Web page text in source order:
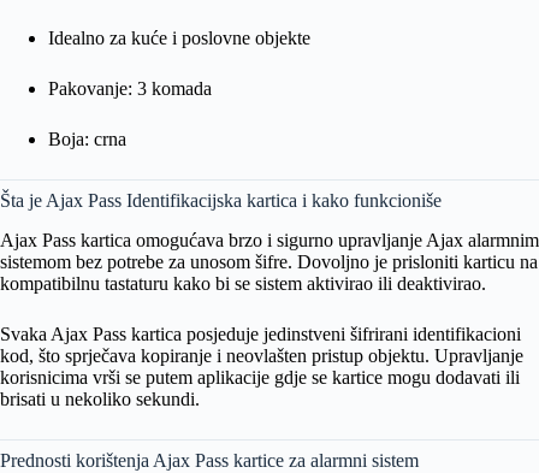
Idealno za kuće i poslovne objekte
Pakovanje: 3 komada
Boja: crna
Šta je Ajax Pass Identifikacijska kartica i kako funkcioniše
Ajax Pass kartica omogućava brzo i sigurno upravljanje Ajax alarmnim
sistemom bez potrebe za unosom šifre. Dovoljno je prisloniti karticu na
kompatibilnu tastaturu kako bi se sistem aktivirao ili deaktivirao.
Svaka Ajax Pass kartica posjeduje jedinstveni šifrirani identifikacioni
kod, što sprječava kopiranje i neovlašten pristup objektu. Upravljanje
korisnicima vrši se putem aplikacije gdje se kartice mogu dodavati ili
brisati u nekoliko sekundi.
Prednosti korištenja Ajax Pass kartice za alarmni sistem